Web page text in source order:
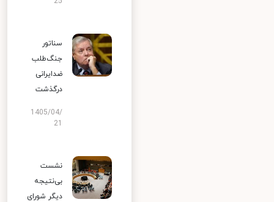
سناتور
جنگ‌طلب
ضدایرانی
درگذشت
1405/04/
نشست
بی‌نتیجه
دیگر شورای